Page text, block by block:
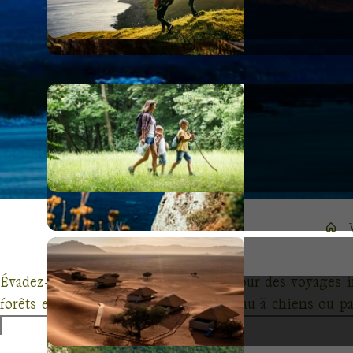
Évadez-vous avec Terres d'Aventure pour des
forêts enneigées du Québec en traîneau à chiens ou
mêlant randonnée, découverte culturelle et rencontres
un dépaysement total mais également une approche